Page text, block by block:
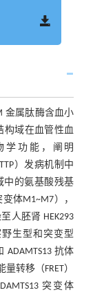
金属肽酶含血小
构域在血管性血
学功能，阐明
）发病机制中
中的氨基酸残基
体M1~M7），
人胚肾 HEK293
生型和突变型
抗体
转移（FRET）
突变体